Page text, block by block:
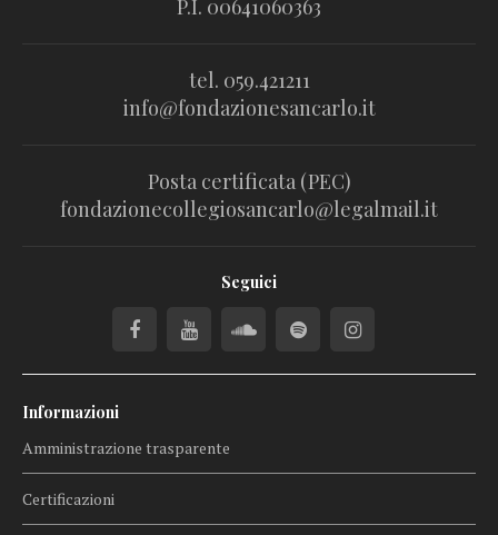
P.I. 00641060363
tel. 059.421211
info@fondazionesancarlo.it
Posta certificata (PEC)
fondazionecollegiosancarlo@legalmail.it
Seguici
Informazioni
Amministrazione trasparente
Certificazioni